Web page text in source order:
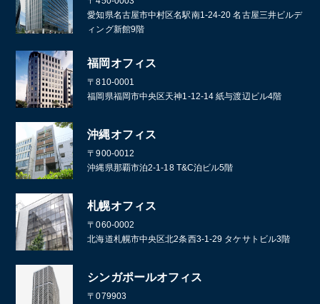
愛知県名古屋市中村区名駅南1-24-20 名古屋三井ビルデ
ィング新館9階
福岡オフィス
〒810-0001
福岡県福岡市中央区天神1-12-14 紙与渡辺ビル4階
沖縄オフィス
〒900-0012
沖縄県那覇市泊2-1-18 T&C泊ビル5階
札幌オフィス
〒060-0002
北海道札幌市中央区北2条西3-1-29 タケサトビル3階
シンガポールオフィス
〒079903